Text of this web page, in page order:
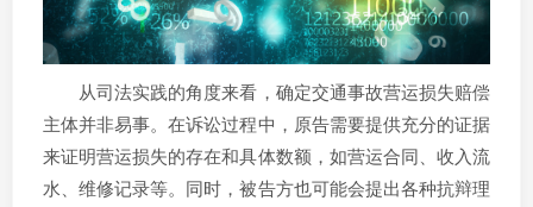
从司法实践的角度来看，确定交通事故营运损失赔偿
主体并非易事。在诉讼过程中，原告需要提供充分的证据
来证明营运损失的存在和具体数额，如营运合同、收入流
水、维修记录等。同时，被告方也可能会提出各种抗辩理